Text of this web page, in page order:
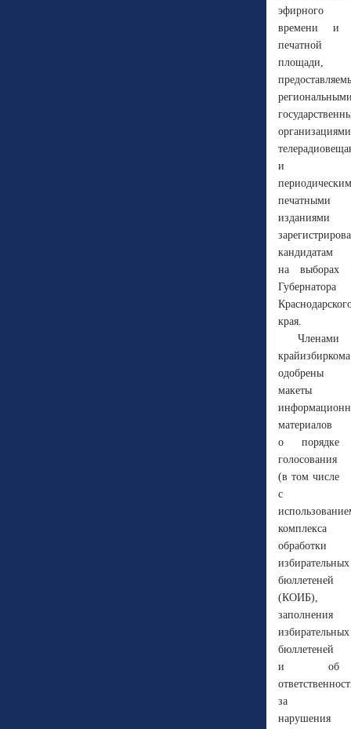
эфирного
времени и
печатной
площади,
организациями
и
печатными
изданиями
кандидатам
на выборах
Губернатора
края.
Членами
крайизбиркома
одобрены
макеты
материалов
о порядке
голосования
(в том числе
с
комплекса
обработки
избирательных
бюллетеней
(КОИБ),
заполнения
избирательных
бюллетеней
и об
за
нарушения